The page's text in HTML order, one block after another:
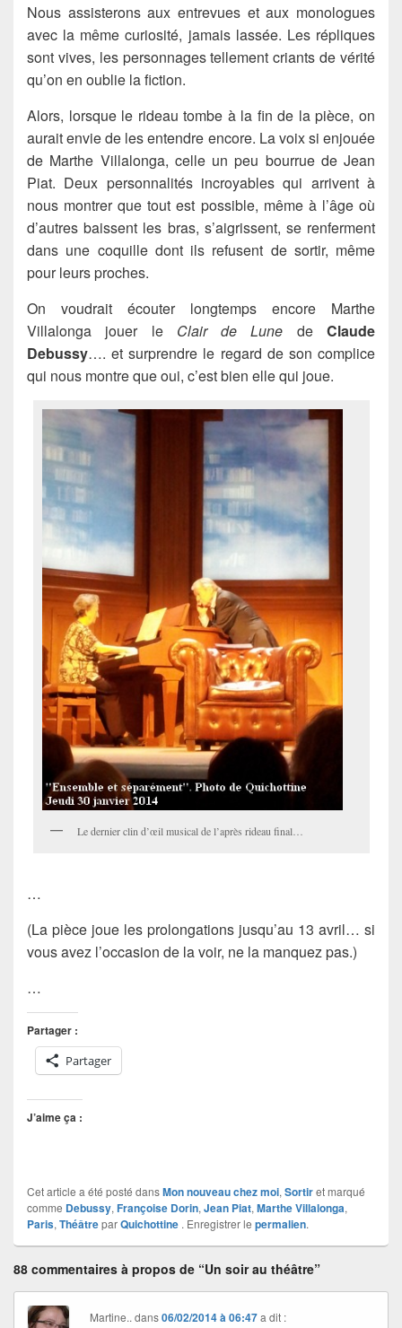
Nous assisterons aux entrevues et aux monologues
avec la même curiosité, jamais lassée. Les répliques
sont vives, les personnages tellement criants de vérité
qu’on en oublie la fiction.
Alors, lorsque le rideau tombe à la fin de la pièce, on
aurait envie de les entendre encore. La voix si enjouée
de Marthe Villalonga, celle un peu bourrue de Jean
Piat. Deux personnalités incroyables qui arrivent à
nous montrer que tout est possible, même à l’âge où
d’autres baissent les bras, s’aigrissent, se renferment
dans une coquille dont ils refusent de sortir, même
pour leurs proches.
On voudrait écouter longtemps encore Marthe
Villalonga jouer le Clair de Lune deClaude
Debussy…. et surprendre le regard de son complice
qui nous montre que oui, c’est bien elle qui joue.
Le dernier clin d’œil musical de l’après rideau final…
…
(La pièce joue les prolongations jusqu’au 13 avril… si
vous avez l’occasion de la voir, ne la manquez pas.)
…
Partager :
Partager
J’aime ça :
Cet article a été posté dansMon nouveau chez moi, Sortiret marqué
comme Debussy, Françoise Dorin, Jean Piat, Marthe Villalonga,
Paris, ThéâtreparQuichottine . Enregistrer le permalien.
88 commentaires à propos de “Un soir au théâtre”
Martine.. dans06/02/2014 à 06:47 a dit :